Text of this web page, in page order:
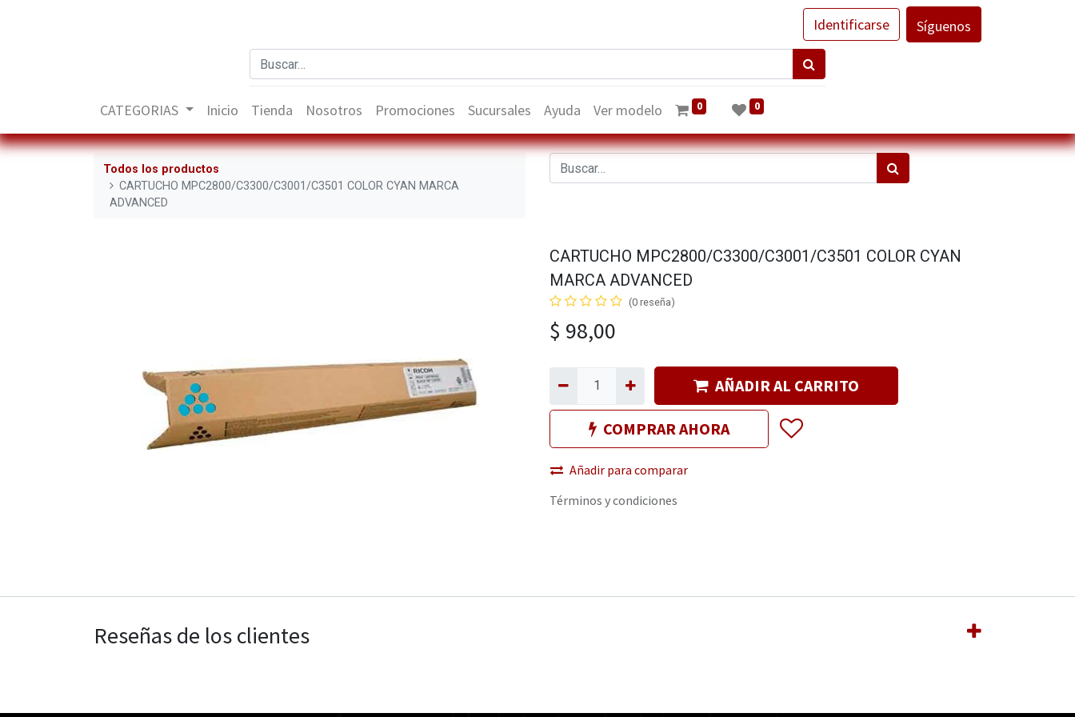
Identificarse Síguenos
CATEGORIAS Inicio Tienda Nosotros Promociones Sucursales Ayuda Ver modelo 0 0
Todos los productos
CARTUCHO MPC2800/C3300/C3001/C3501 COLOR CYAN MARCA
ADVANCED
CARTUCHO MPC2800/C3300/C3001/C3501 COLOR CYAN
MARCA ADVANCED
(0 reseña)
$ 98,00
AÑADIR AL CARRITO
COMPRAR AHORA
Añadir para comparar
Términos y condiciones
Reseñas de los clientes